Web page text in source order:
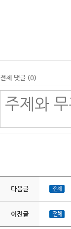
전체 댓글 (0)
다음글 전체
이전글 전체